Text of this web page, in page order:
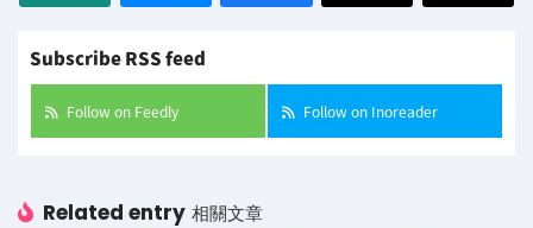
Subscribe RSS feed
Follow on Feedly Follow on Inoreader
Related entry 相關文章